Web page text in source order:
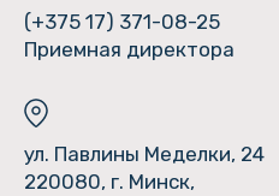
(+375 17) 371-08-25
Приемная директора
ул. Павлины Меделки, 24
220080, г. Минск,